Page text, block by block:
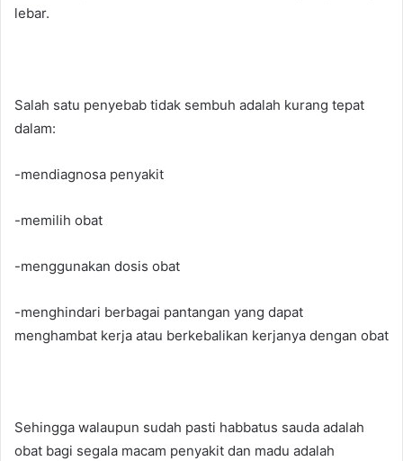
lebar.
Salah satu penyebab tidak sembuh adalah kurang tepat
dalam:
-mendiagnosa penyakit
-memilih obat
-menggunakan dosis obat
-menghindari berbagai pantangan yang dapat
menghambat kerja atau berkebalikan kerjanya dengan obat
Sehingga walaupun sudah pasti habbatus sauda adalah
obat bagi segala macam penyakit dan madu adalah